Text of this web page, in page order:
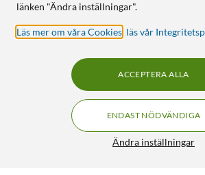
länken "Ändra inställningar".
Läs mer om våra Cookies läs vår
Ändra inställningar
ENDAST NÖDVÄNDIGA
ACCEPTERA ALLA